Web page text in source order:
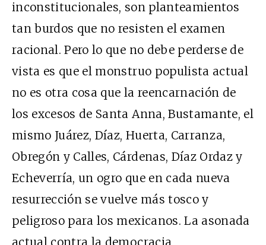
inconstitucionales, son planteamientos
tan burdos que no resisten el examen
racional. Pero lo que no debe perderse de
vista es que el monstruo populista actual
no es otra cosa que la reencarnación de
los excesos de Santa Anna, Bustamante, el
mismo Juárez, Díaz, Huerta, Carranza,
Obregón y Calles, Cárdenas, Díaz Ordaz y
Echeverría, un ogro que en cada nueva
resurrección se vuelve más tosco y
peligroso para los mexicanos. La asonada